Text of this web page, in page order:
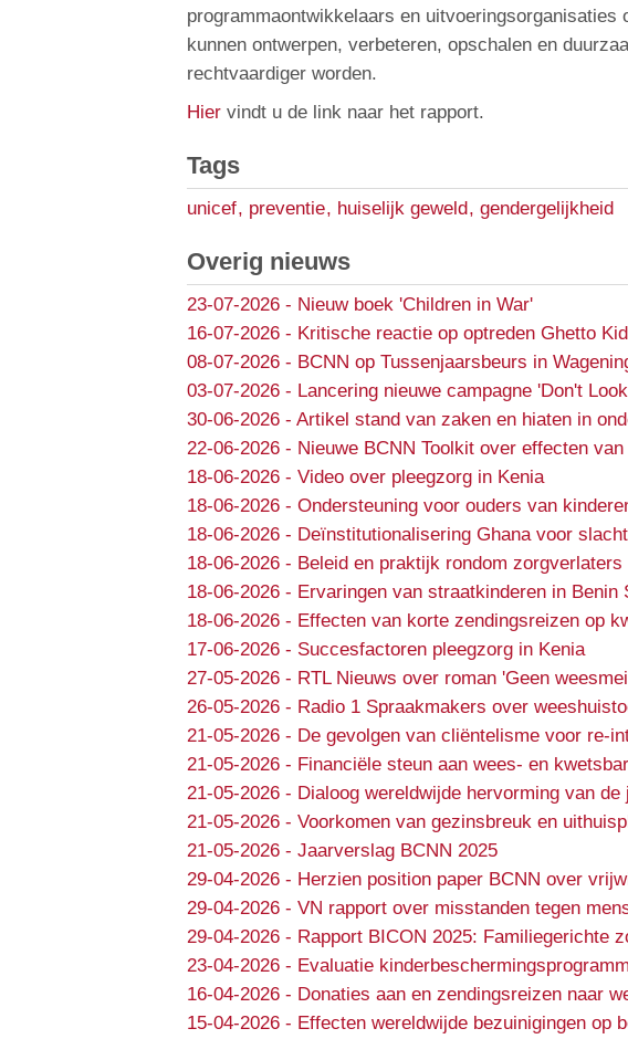
programmaontwikkelaars en
kunnen ontwerpen, verbeteren, opschalen en
rechtvaardiger worden.
Hiervindt u de link naar het rapport.
Tags
unicef, preventie, huiselijk geweld, gendergelijkheid
Overig nieuws
23-07-2026- Nieuw boek 'Children in War'
16-07-2026- Kritische reactie op optreden Ghetto
08-07-2026- BCNN op Tussenjaarsbeurs in
03-07-2026- Lancering nieuwe campagne 'Don't
30-06-2026- Artikel stand van zaken en hiaten in
22-06-2026- Nieuwe BCNN Toolkit over effecten
18-06-2026- Video over pleegzorg in Kenia
18-06-2026- Ondersteuning voor ouders van
18-06-2026- Deïnstitutionalisering Ghana voor
18-06-2026- Beleid en praktijk rondom zorgverlaters
18-06-2026- Ervaringen van straatkinderen in Benin
18-06-2026- Effecten van korte zendingsreizen op
17-06-2026- Succesfactoren pleegzorg in Kenia
27-05-2026- RTL Nieuws over roman 'Geen
26-05-2026- Radio 1 Spraakmakers over
21-05-2026- De gevolgen van cliëntelisme voor re-
21-05-2026- Financiële steun aan wees- en
21-05-2026- Dialoog wereldwijde hervorming van de
21-05-2026- Voorkomen van gezinsbreuk en
21-05-2026- Jaarverslag BCNN 2025
29-04-2026- Herzien position paper BCNN over
29-04-2026- VN rapport over misstanden tegen
29-04-2026- Rapport BICON 2025: Familiegerichte
23-04-2026- Evaluatie
16-04-2026- Donaties aan en zendingsreizen naar
15-04-2026- Effecten wereldwijde bezuinigingen op